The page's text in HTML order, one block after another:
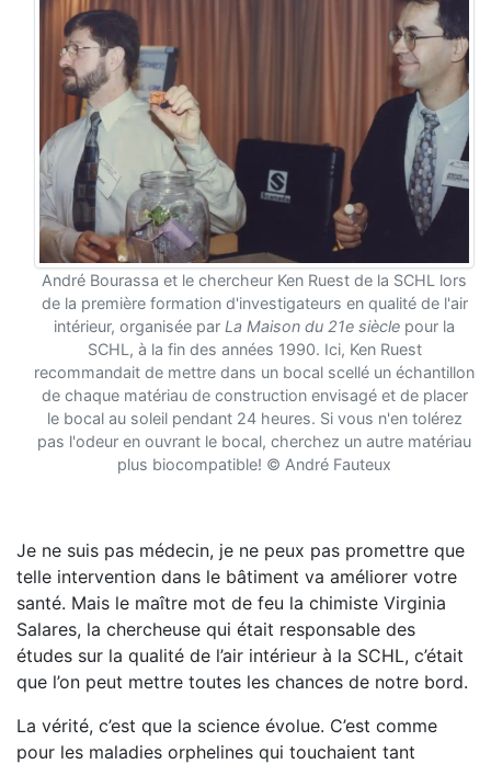
André Bourassa et le chercheur Ken Ruest de la SCHL lors
de la première formation d'investigateurs en qualité de l'air
intérieur, organisée par La Maison du 21e siècle pour la
SCHL, à la fin des années 1990. Ici, Ken Ruest
recommandait de mettre dans un bocal scellé un échantillon
de chaque matériau de construction envisagé et de placer
le bocal au soleil pendant 24 heures. Si vous n'en tolérez
pas l'odeur en ouvrant le bocal, cherchez un autre matériau
plus biocompatible! © André Fauteux
Je ne suis pas médecin, je ne peux pas promettre que
telle intervention dans le bâtiment va améliorer votre
santé. Mais le maître mot de feu la chimiste Virginia
Salares, la chercheuse qui était responsable des
études sur la qualité de l’air intérieur à la SCHL, c’était
que l’on peut mettre toutes les chances de notre bord.
La vérité, c’est que la science évolue. C’est comme
pour les maladies orphelines qui touchaient tant